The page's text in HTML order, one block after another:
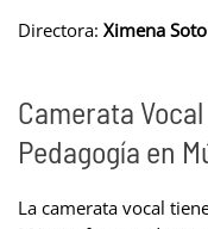
Directora: Ximena
Camerata
Pedagogía en
La camerata vocal